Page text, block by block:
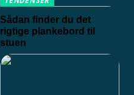
Sådan finder du det
rigtige plankebord til
stuen